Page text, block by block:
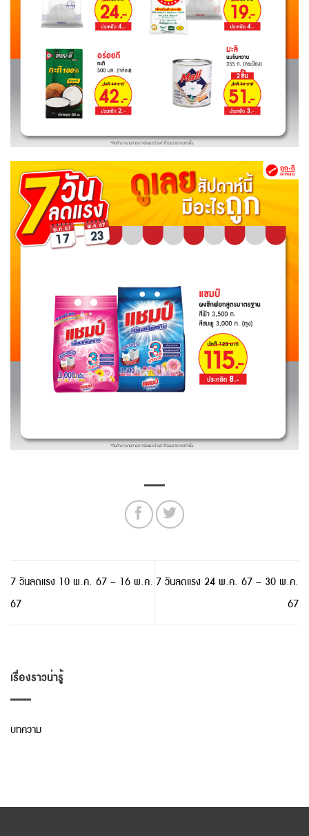
7 วันลดแรง 10 พ.ค. 67 – 16 พ.ค.
67
7 วันลดแรง 24 พ.ค. 67 – 30 พ.ค.
67
เรื่องราวน่ารู้
บทความ